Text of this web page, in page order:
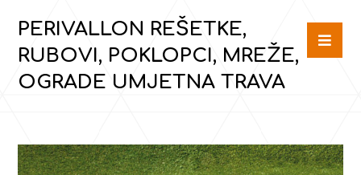
PERIVALLON REŠETKE,
RUBOVI, POKLOPCI, MREŽE,
OGRADE UMJETNA TRAVA